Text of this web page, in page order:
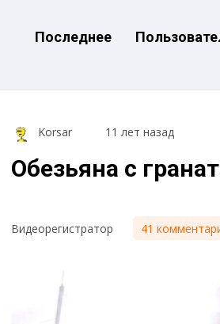
Последнее
Korsar 11 лет назад
Обезьяна с
Видеорегистратор 41